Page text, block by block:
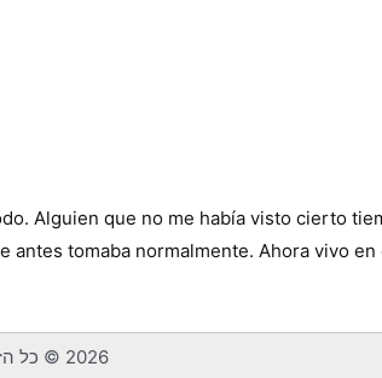
Alguien que no me había visto cierto
tomaba normalmente. Ahora vivo
2026 © כל הזכויות שמורות לרמי סערי |